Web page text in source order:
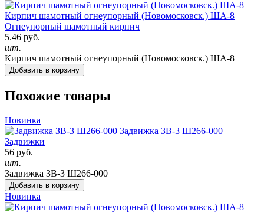
Кирпич шамотный огнеупорный (Новомосковск.) ША-8
Огнеупорный шамотный кирпич
5.46 руб.
шт.
Кирпич шамотный огнеупорный (Новомосковск.) ША-8
Добавить в корзину
Похожие товары
Новинка
Задвижка ЗВ-3 Ш266-000
Задвижки
56 руб.
шт.
Задвижка ЗВ-3 Ш266-000
Добавить в корзину
Новинка